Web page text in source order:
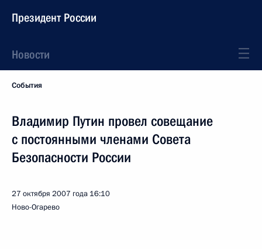
Президент России
Новости
События
Владимир Путин провел совещание
с постоянными членами Совета
Безопасности России
27 октября 2007 года 16:10
Ново-Огарево